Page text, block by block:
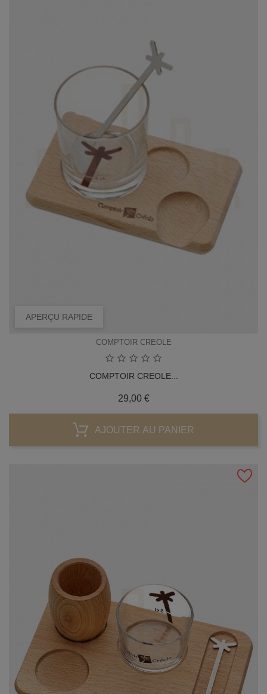
APERÇU RAPIDE
COMPTOIR CREOLE
COMPTOIR CREOLE...
29,00 €Prix
AJOUTER AU PANIER